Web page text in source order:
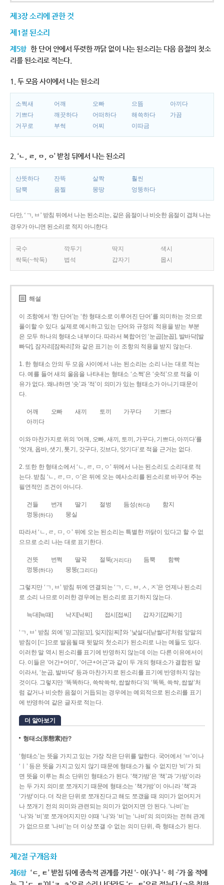
제3장 소리에 관한 것
제1절 된소리
제5항 한 단어 안에서 뚜렷한 까닭 없이 나는 된소리는 다음 음절의 첫소
리를 된소리로 적는다.
1. 두 모음 사이에서 나는 된소리
소쩍새 어깨 오빠 으뜸
아끼다
기쁘다
깨끗하다 어떠하다 해쓱하다
가끔
거꾸로
부썩 어찌 이따금
2. ‘ㄴ, ㄹ, ㅁ, ㅇ’ 받침 뒤에서 나는 된소리
산뜻하다 잔뜩 살짝
훨씬
담뿍
움찔 몽땅 엉뚱하다
다만, ‘ㄱ, ㅂ’ 받침 뒤에서 나는 된소리는, 같은 음절이나 비슷한 음절이 겹쳐 나는
경우가 아니면 된소리로 적지 아니한다.
국수 깍두기 딱지
색시
싹둑(~싹둑)
법석 갑자기 몹시
해설
이 조항에서 ‘한 단어’는 ‘한 형태소로 이루어진 단어’를 의미하는 것으로
풀이할 수 있다. 실제로 예시하고 있는 단어와 규정의 적용을 받는 부분
은 모두 하나의 형태소 내부이다. 따라서 복합어인 ‘눈곱[눈꼽], 발바닥[발
빠닥], 잠자리[잠짜리]’와 같은 표기는 이 조항의 적용을 받지 않는다.
1. 한 형태소 안의 두 모음 사이에서 나는 된소리는 소리 나는 대로 적는
다. 예를 들어 새의 울음을 나타내는 형태소 ‘소쩍’은 ‘솟적’으로 적을 이
유가 없다. 왜냐하면 ‘솟’과 ‘적’이 의미가 있는 형태소가 아니기 때문이
다.
어깨 오빠 새끼 토끼 가꾸다
기쁘다
아끼다
이와 마찬가지로 위의 ‘어깨, 오빠, 새끼, 토끼, 가꾸다, 기쁘다, 아끼다’를
‘엇개, 옵바, 샛기, 톳기, 갓구다, 깃브다, 앗기다’로 적을 근거는 없다.
2. 또한 한 형태소에서 ‘ㄴ, ㄹ, ㅁ, ㅇ’ 뒤에서 나는 된소리도 소리대로 적
는다. 받침 ‘ㄴ, ㄹ, ㅁ, ㅇ’은 뒤에 오는 예사소리를 된소리로 바꾸어 주는
필연적인 조건이 아니다.
건들 번개 딸기 절벙 듬성(하다)
함지
껑둥(하다) 뭉실
따라서 ‘ㄴ, ㄹ, ㅁ, ㅇ’ 뒤에 오는 된소리는 특별한 까닭이 있다고 할 수 없
으므로 소리 나는 대로 표기한다.
건뜻 번쩍 딸꾹 절뚝(거리다) 듬뿍
함빡
껑뚱(하다) 뭉뚱(그리다)
그렇지만 ‘ㄱ, ㅂ’ 받침 뒤에 연결되는 ‘ㄱ, ㄷ, ㅂ, ㅅ, ㅈ’은 언제나 된소리
로 소리 나므로 이러한 경우에는 된소리로 표기하지 않는다.
늑대[늑때] 낙지[낙찌] 접시[접씨] 갑자기[갑짜기]
‘ㄱ, ㅂ’ 받침 외에 ‘믿고[믿꼬], 잊지[읻찌]’와 ‘낯설다[낟썰다]’처럼 앞말의
받침이 [ㄷ]으로 발음될 때 뒷말의 첫소리가 된소리로 나는 예들도 있다.
이러한 말 역시 된소리를 표기에 반영하지 않는데 이는 다른 이유에서이
다. 이들은 ‘어간+어미’, ‘어근+어근’과 같이 두 개의 형태소가 결합된 말
이라서, ‘눈곱, 발바닥’ 등과 마찬가지로 된소리를 표기에 반영하지 않는
것이다. 그렇지만 ‘똑똑하다, 쓱싹쓱싹, 쌉쌀하다’의 ‘똑똑, 쓱싹, 쌉쌀’처
럼 같거나 비슷한 음절이 거듭되는 경우에는 예외적으로 된소리를 표기
에 반영하여 같은 글자로 적는다.
더 알아보기
형태소(形態素)란?
‘형태소’는 뜻을 가지고 있는 가장 작은 단위를 말한다. 국어에서 ‘ㅂ’이나
‘ㅣ’ 등은 뜻을 가지고 있지 않기 때문에 형태소가 될 수 없지만 ‘비’가 되
면 뜻을 이루는 최소 단위인 형태소가 된다. ‘책가방’은 ‘책’과 ‘가방’이라
는 두 가지 의미로 쪼개지기 때문에 형태소는 ‘책가방’이 아니라 ‘책’과
‘가방’이다. 더 작은 단위로 쪼개진다고 해도 쪼갰을 때 의미가 없어지거
나 쪼개기 전의 의미와 관련되는 의미가 없어지면 안 된다. ‘나비’는
‘나’와 ‘비’로 쪼개어지지만 이때 ‘나’와 ‘비’는 ‘나비’의 의미와는 전혀 관계
가 없으므로 ‘나비’는 더 이상 쪼갤 수 없는 의미 단위, 즉 형태소가 된다.
제2절 구개음화
제6항 ‘ㄷ, ㅌ’ 받침 뒤에 종속적 관계를 가진 ‘- 이(-)’나 ‘- 히 -’가 올 적에